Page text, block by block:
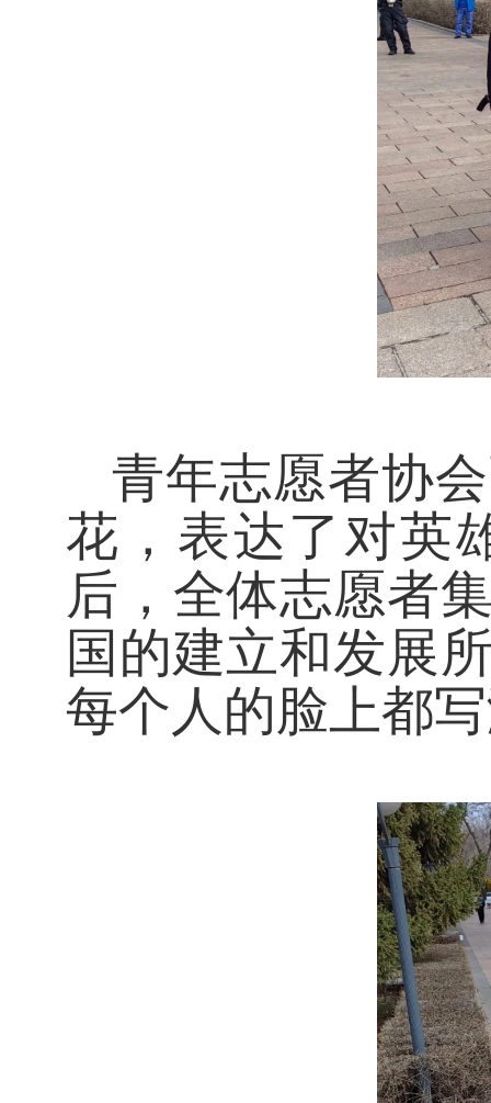
青年志愿者协
花，表达了对英
后，全体志愿者
国的建立和发展
每个人的脸上都